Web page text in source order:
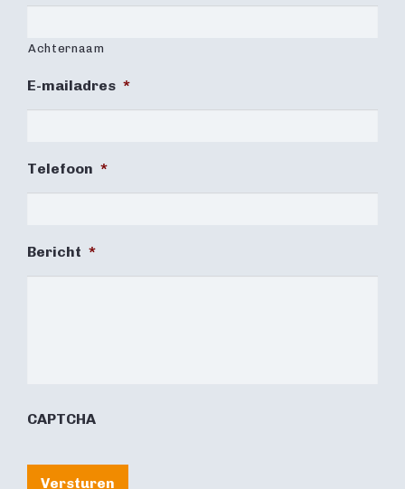
Achternaam
E-mailadres *
Telefoon *
Bericht *
CAPTCHA
Versturen